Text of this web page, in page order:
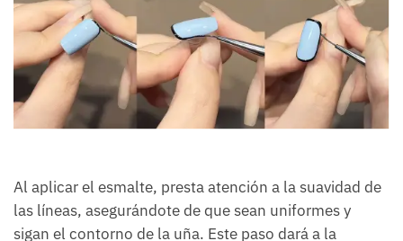
Al aplicar el esmalte, presta atención a la suavidad de
las líneas, asegurándote de que sean uniformes y
sigan el contorno de la uña. Este paso dará a la